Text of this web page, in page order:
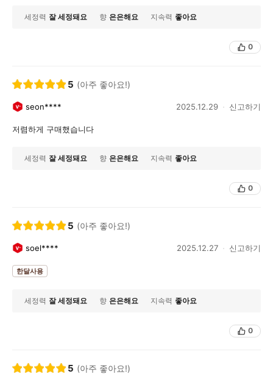
세정력 잘 세정돼요 향 은은해요 지속력 좋아요
0
5 (아주 좋아요!)
seon**** 2025.12.29 신고하기
저렴하게 구매했습니다
세정력 잘 세정돼요 향 은은해요 지속력 좋아요
0
5 (아주 좋아요!)
soel**** 2025.12.27 신고하기
한달사용
세정력 잘 세정돼요 향 은은해요 지속력 좋아요
0
5 (아주 좋아요!)